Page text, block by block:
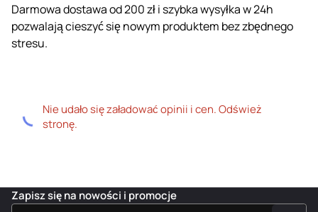
Darmowa dostawa od 200 zł i szybka wysyłka w 24h
pozwalają cieszyć się nowym produktem bez zbędnego
stresu.
Nie udało się załadować opinii i cen. Odśwież
stronę.
Zapisz się na nowości i promocje